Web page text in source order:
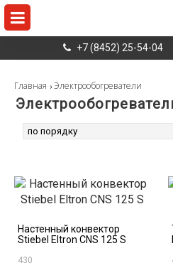
+7 (8452) 25-54-04
Главная Электрообогреватели
Найдено2товаров
Настенный конвектор
Stiebel Eltron CNS 125 S
430